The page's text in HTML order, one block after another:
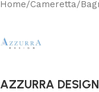
Home/Cameretta/
AZZURRA